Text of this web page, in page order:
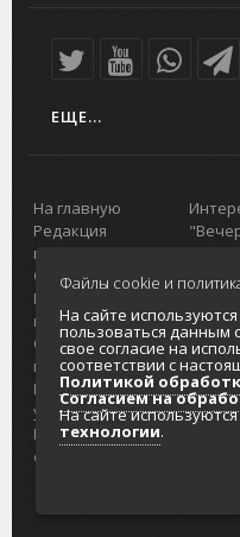
ЕЩЕ...
На главную
Редакция
портала
О проекте
Реклама на
портале
Отзывы и
предложения
Интернет-
услуги
Разработка
сайтов
Файлы cookie и
На сайте
пользоваться данным
свое согласие на
соответствии с
Политикой
Согласием на
На сайте используются
технологии.